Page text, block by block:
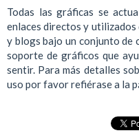
Todas las gráficas se
enlaces directos y
y blogs bajo un conjunto de
soporte de gráficos que
sentir. Para más detalles
uso por favor refiérase a la